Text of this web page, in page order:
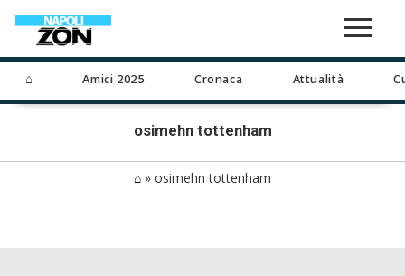
⌂ Amici 2025 Cronaca Attualità
osimehn tottenham
⌂ » osimehn tottenham